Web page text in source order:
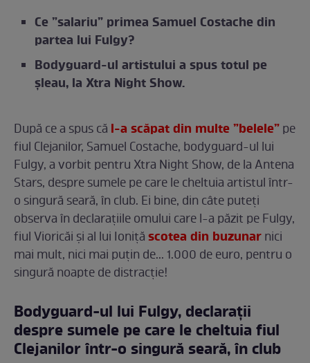
Ce ”salariu” primea Samuel Costache din
partea lui Fulgy?
Bodyguard-ul artistului a spus totul pe
șleau, la Xtra Night Show.
După ce a spus că l-a scăpat din multe ”belele”pe
fiul Clejanilor, Samuel Costache, bodyguard-ul lui
Fulgy, a vorbit pentru Xtra Night Show, de la Antena
Stars, despre sumele pe care le cheltuia artistul într-
o singură seară, în club. Ei bine, din câte puteți
observa în declarațiile omului care l-a păzit pe Fulgy,
fiul Vioricăi și al lui Ionițăscotea din buzunarnici
mai mult, nici mai puțin de... 1.000 de euro, pentru o
singură noapte de distracție!
Bodyguard-ul lui Fulgy, declarații
despre sumele pe care le cheltuia fiul
Clejanilor într-o singură seară, în club